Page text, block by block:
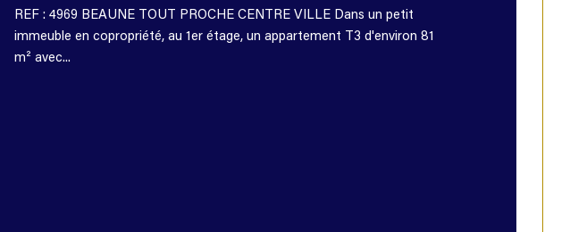
REF : 4969 BEAUNE TOUT PROCHE CENTRE VILLE Dans un petit
immeuble en copropriété, au 1er étage, un appartement T3 d'environ 81
m² avec...